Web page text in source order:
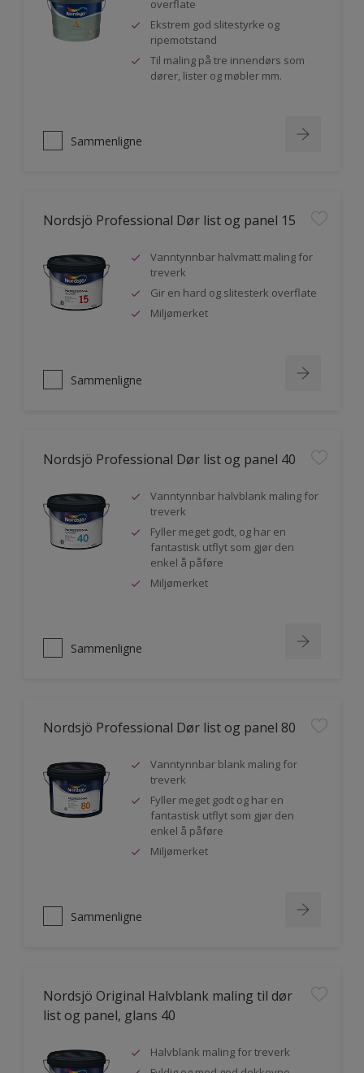
overflate
Ekstrem god slitestyrke og
ripemotstand
Til maling på tre innendørs som
dører, lister og møbler mm.
Sammenligne
Nordsjö Professional Dør list og panel 15
Vanntynnbar halvmatt maling for
treverk
Gir en hard og slitesterk overflate
Miljømerket
Sammenligne
Nordsjö Professional Dør list og panel 40
Vanntynnbar halvblank maling for
treverk
Fyller meget godt, og har en
fantastisk utflyt som gjør den
enkel å påføre
Miljømerket
Sammenligne
Nordsjö Professional Dør list og panel 80
Vanntynnbar blank maling for
treverk
Fyller meget godt og har en
fantastisk utflyt som gjør den
enkel å påføre
Miljømerket
Sammenligne
Nordsjö Original Halvblank maling til dør
list og panel, glans 40
Halvblank maling for treverk